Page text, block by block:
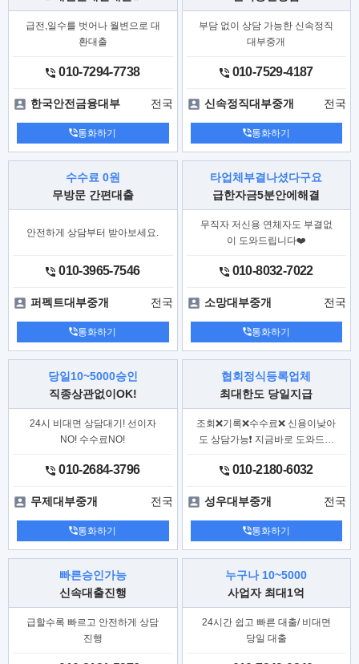
급전,일수를 벗어나 월변으로 대
환대출
010-7294-7738
한국안전금융대부 전국
통화하기
부담 없이 상담 가능한 신속정직
대부중개
010-7529-4187
신속정직대부중개 전국
통화하기
수수료 0원
무방문 간편대출
안전하게 상담부터 받아보세요.
010-3965-7546
퍼펙트대부중개 전국
통화하기
타업체부결나셨다구요
급한자금5분안에해결
무직자 저신용 연체자도 부결없
이 도와드립니다❤️
010-8032-7022
소망대부중개 전국
통화하기
당일10~5000승인
직종상관없이OK!
24시 비대면 상담대기! 선이자
NO! 수수료NO!
010-2684-3796
무제대부중개 전국
통화하기
협회정식등록업체
최대한도 당일지급
조회❌기록❌수수료❌ 신용이낮아
도 상담가능❗ 지금바로 도와드리
010-2180-6032
성우대부중개 전국
통화하기
빠른승인가능
신속대출진행
급할수록 빠르고 안전하게 상담
진행
누구나 10~5000
사업자 최대1억
24시간 쉽고 빠른 대출/ 비대면
당일 대출